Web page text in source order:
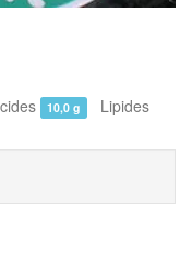
10,0 g Lipides